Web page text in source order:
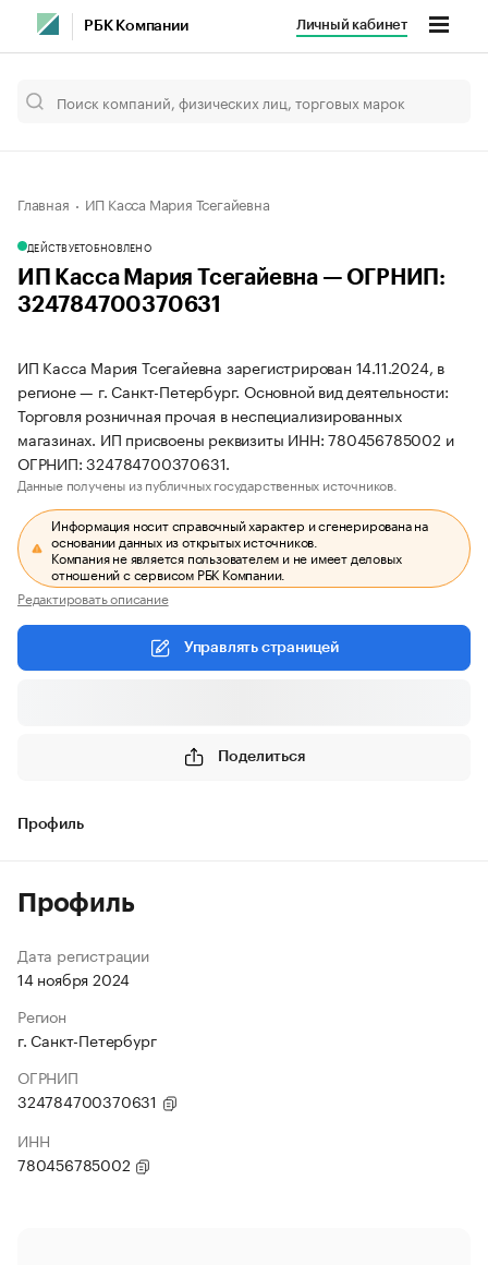
РБК Компании Личный кабинет
Главная ИП Касса Мария Тсегайевна
ДЕЙСТВУЕТОБНОВЛЕНО
ИП Касса Мария Тсегайевна — ОГРНИП:
324784700370631
ИП Касса Мария Тсегайевна зарегистрирован 14.11.2024, в
регионе — г. Санкт-Петербург. Основной вид деятельности:
Торговля розничная прочая в неспециализированных
магазинах. ИП присвоены реквизиты ИНН: 780456785002 и
ОГРНИП: 324784700370631.
Данные получены из публичных государственных источников.
Информация носит справочный характер и сгенерирована на
основании данных из открытых источников.
Компания не является пользователем и не имеет деловых
отношений с сервисом РБК Компании.
Редактировать описание
Управлять страницей
Поделиться
Профиль
Профиль
Дата регистрации
14 ноября 2024
Регион
г. Санкт-Петербург
ОГРНИП
324784700370631
ИНН
780456785002